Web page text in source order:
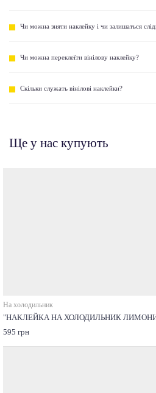
Чи можна зняти наклейку і чи залишаться
Чи можна переклеїти вінілову наклейку?
Скільки служать вінілові наклейки?
Ще у нас купують
На холодильник
"НАКЛЕЙКА НА ХОЛОДИЛЬНИК
595 грн